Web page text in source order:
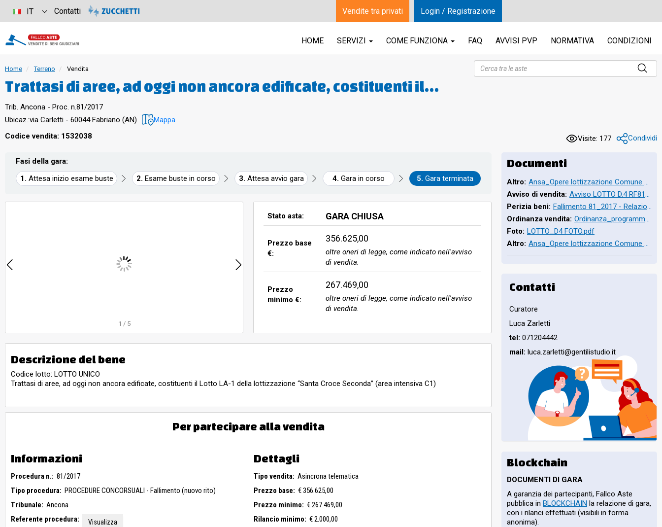
HOME SERVIZI COME FUNZIONA FAQ AVVISI PVP NORMATIVA CONDIZIONI
Home Terreno Vendita
Trattasi di aree, ad oggi non ancora edificate, costituenti il
Lotto LA-1 della lottizzazione “Santa Croce Seconda” (area
intensiva C1)
Trib. Ancona - Proc. n.81/2017
Ubicaz.:via Carletti - 60044 Fabriano (AN) Mappa
Codice vendita: 1532038 Visite: 177 Condividi
Fasi della gara:
Attesa inizio esame buste
Esame buste in corso Attesa avvio gara Gara in corso Gara terminata
1 / 5
Stato asta: GARA CHIUSA
Prezzo base
€:
356.625,00
oltre oneri di legge, come indicato nell'avviso
di vendita.
Prezzo
minimo €:
267.469,00
oltre oneri di legge, come indicato nell'avviso
di vendita.
Descrizione del bene
Codice lotto: LOTTO UNICO
Trattasi di aree, ad oggi non ancora edificate, costituenti il Lotto LA-1 della lottizzazione “Santa Croce Seconda” (area intensiva C1)
Per partecipare alla vendita
Informazioni
Procedura n.: 81/2017
Tipo procedura: PROCEDURE CONCORSUALI - Fallimento (nuovo rito)
Tribunale: Ancona
Referente procedura:
Visualizza
Dettagli
Tipo vendita: Asincrona telematica
Prezzo base: € 356.625,00
Prezzo minimo: € 267.469,00
Rilancio minimo: € 2.000,00
Documenti
Altro:
Avviso di vendita:
Perizia beni:
Ordinanza vendita:
Foto: LOTTO_D4 FOTO.pdf
Altro:
Contatti
Curatore
Luca Zarletti
tel: 071204442
mail: luca.zarletti@gentilistudio.it
Blockchain
DOCUMENTI DI GARA
A garanzia dei partecipanti, Fallco Aste
pubblica in BLOCKCHAIN la relazione di gara,
con i rilanci effettuati (visibili in forma
anonima).
IT Contatti Vendite tra privati Login / Registrazione